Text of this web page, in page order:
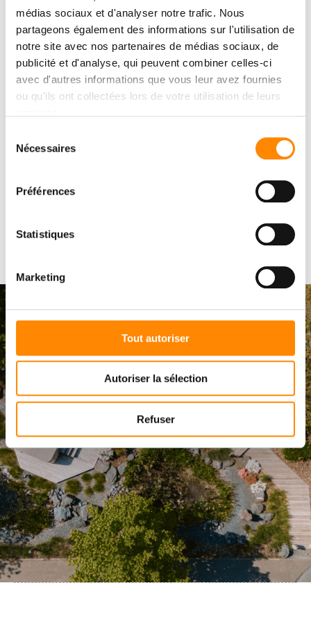
médias sociaux et d'analyser notre trafic. Nous
partageons également des informations sur l'utilisation de
notre site avec nos partenaires de médias sociaux, de
publicité et d'analyse, qui peuvent combiner celles-ci
avec d'autres informations que vous leur avez fournies
ou qu'ils ont collectées lors de votre utilisation de leurs
Nécessaires
Préférences
Statistiques
Marketing
Tout autoriser
Autoriser la sélection
Refuser
Unser Produktionswerk für verdeckt
befestigte Terrassendielen und
Holzverkleidungen ist stolz darauf, diesen
wichtigen Meilenstein in unserem
nach Möglichkeiten suchen, unseren
dazu beizutragen, unseren Planeten für